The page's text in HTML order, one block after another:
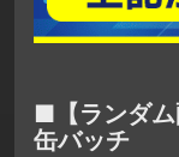
■【ランダ
缶バッチ